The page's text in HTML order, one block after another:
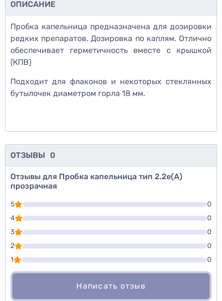
ОПИСАНИЕ
Пробка капельница предназначена для дозировки
редких препаратов. Дозировка по каплям. Отлично
обеспечивает герметичность вместе с крышкой
(КПВ)
Подходит для флаконов и некоторых стеклянных
бутылочек диаметром горла 18 мм.
ОТЗЫВЫ 0
Отзывы для Пробка капельница тип 2.2е(А)
прозрачная
5
0
4
0
3
0
2
0
1
0
Написать отзыв